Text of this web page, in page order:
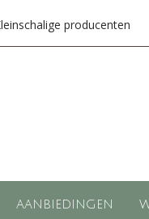
producenten
AANBIEDINGEN